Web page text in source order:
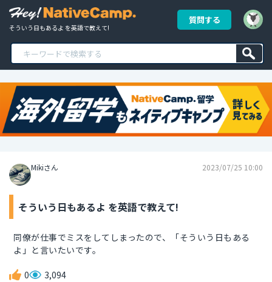
そういう日もあるよ を英語で教えて!
質問する
Mikiさん 2023/07/25 10:00
そういう日もあるよ を英語で教えて!
同僚が仕事でミスをしてしまったので、「そういう日もある
よ」と言いたいです。
0 3,094